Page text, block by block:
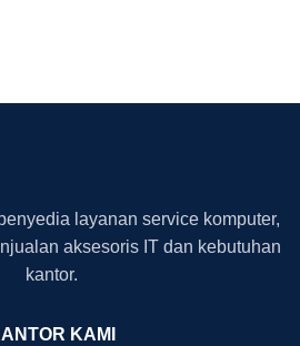
layanan service komputer,
aksesoris IT dan kebutuhan
kantor.
KAMI